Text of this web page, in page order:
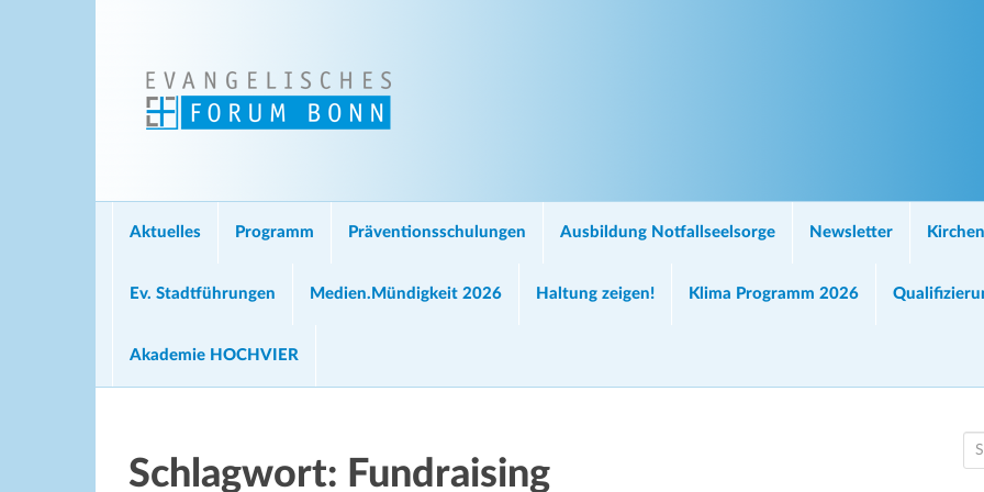
Aktuelles Programm Präventionsschulungen Ausbildung Notfallseelsorge Newsletter
Ev. Stadtführungen Medien.Mündigkeit 2026 Haltung zeigen! Klima Programm 2026
Akademie HOCHVIER
Schlagwort: Fundraising
e